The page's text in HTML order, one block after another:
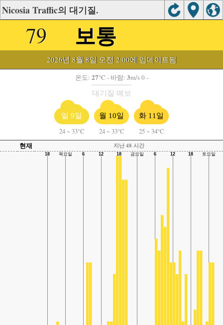
Nicosia Traffic의 대기질.
79 보통
2026년 8월 8일 오전 2:00에 업데이트됨
온도: 27°C - 바람: 3m/s 0 -
대기질 예보
일 9일
24 ~ 33°C
월 10일
24 ~ 33°C
화 11일
25 ~ 34°C
현재
지난 48 시간